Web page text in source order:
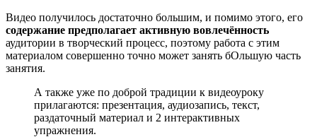
Видео получилось достаточно большим, и помимо этого, его
содержание предполагает активную вовлечённость
аудитории в творческий процесс, поэтому работа с этим
материалом совершенно точно может занять бОльшую часть
занятия.
А также уже по доброй традиции к видеоуроку
прилагаются: презентация, аудиозапись, текст,
раздаточный материал и 2 интерактивных
упражнения.